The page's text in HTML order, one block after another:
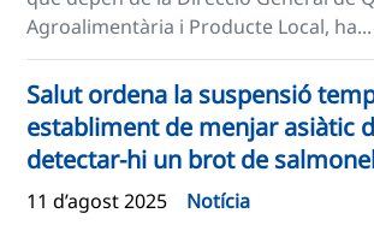
Agroalimentària i Producte Local, ha...
Salut ordena la suspensió
establiment de menjar asiàtic
detectar-hi un brot de
11 d’agost 2025
Notícia